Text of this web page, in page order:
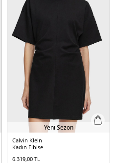
Yeni Sezon
Calvin Klein
Kadın Elbise
6.319,00 TL